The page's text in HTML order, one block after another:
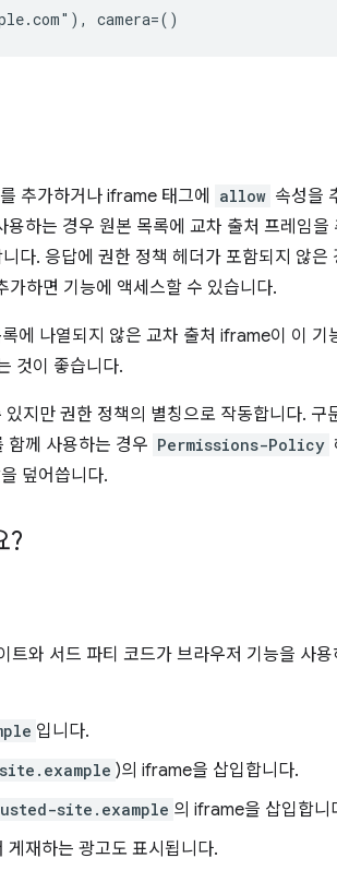
camera=()
추가하거나 iframe 태그에 allow 속성을
하는 경우 원본 목록에 교차 출처 프레임을
다. 응답에 권한 정책 헤더가 포함되지 않은
가하면 기능에 액세스할 수 있습니다.
에 나열되지 않은 교차 출처 iframe이 이 기
것이 좋습니다.
지만 권한 정책의 별칭으로 작동합니다. 구
함께 사용하는 경우 Permissions-Policy
덮어씁니다.
?
트와 서드 파티 코드가 브라우저 기능을 사
입니다.
)의 iframe을 삽입합니다.
site.example 의 iframe을 삽입합니
게재하는 광고도 표시됩니다.